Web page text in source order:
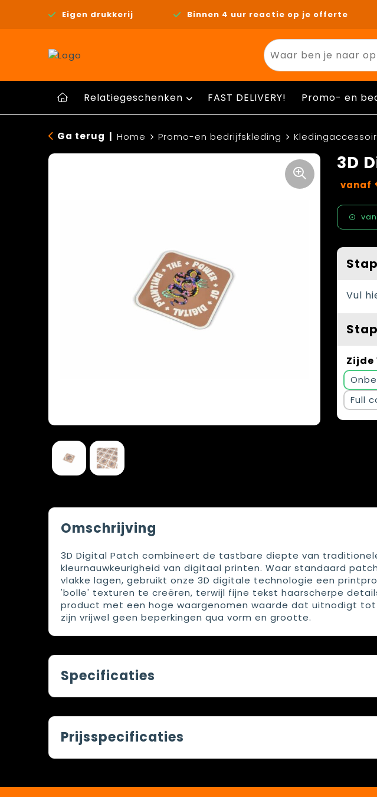
Eigen drukkerij Binnen 4 uur reactie op je offerte
Relatiegeschenken FAST DELIVERY! Promo- en
Ga terug Home Promo-en bedrijfskleding
3D
vanaf
Vul
Zijde
Full
Omschrijving
3D Digital Patch combineert de tastbare diepte van
kleurnauwkeurigheid van digitaal printen. Waar standaard
vlakke lagen, gebruikt onze 3D digitale technologie een
'bolle' texturen te creëren, terwijl fijne tekst haarscherpe
product met een hoge waargenomen waarde dat uitnodigt
zijn vrijwel geen beperkingen qua vorm en grootte.
Specificaties
Prijsspecificaties